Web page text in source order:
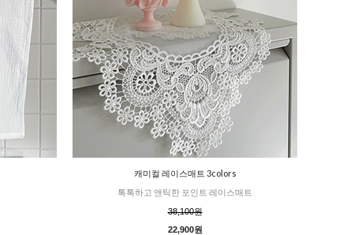
캐미컬 레이스매트 3colors
톡톡하고 앤틱한 포인트 레이스매트
38,100원
22,900원